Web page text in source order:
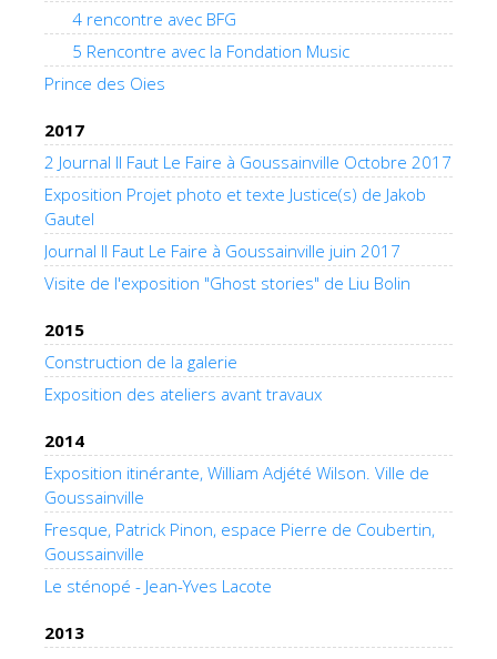
4 rencontre avec BFG
5 Rencontre avec la Fondation Music
Prince des Oies
2017
2 Journal Il Faut Le Faire à Goussainville Octobre 2017
Exposition Projet photo et texte Justice(s) de Jakob
Gautel
Journal Il Faut Le Faire à Goussainville juin 2017
Visite de l'exposition "Ghost stories" de Liu Bolin
2015
Construction de la galerie
Exposition des ateliers avant travaux
2014
Exposition itinérante, William Adjété Wilson. Ville de
Goussainville
Fresque, Patrick Pinon, espace Pierre de Coubertin,
Goussainville
Le sténopé - Jean-Yves Lacote
2013